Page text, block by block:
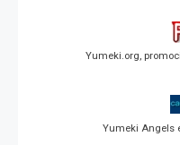
Yumeki.org,
Yumeki Angels